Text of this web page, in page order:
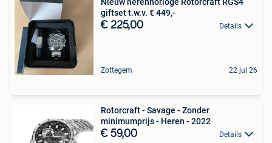
giftset t.w.v. € 449,-
€ 225,00 Details
Zottegem 22 jul 26
Rotorcraft - Savage - Zonder
minimumprijs - Heren - 2022
€ 59,00 Details